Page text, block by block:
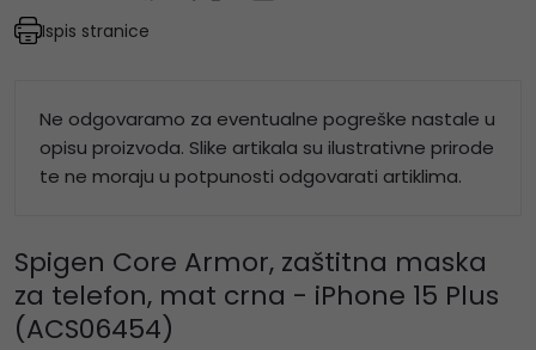
Ispis stranice
Ne odgovaramo za eventualne pogreške nastale u
opisu proizvoda. Slike artikala su ilustrativne prirode
te ne moraju u potpunosti odgovarati artiklima.
Spigen Core Armor, zaštitna maska
za telefon, mat crna - iPhone 15 Plus
(ACS06454)